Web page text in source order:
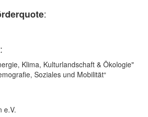
:
:
Klima, Kulturlandschaft & Ökologie"
Soziales und Mobilität“
e.V.